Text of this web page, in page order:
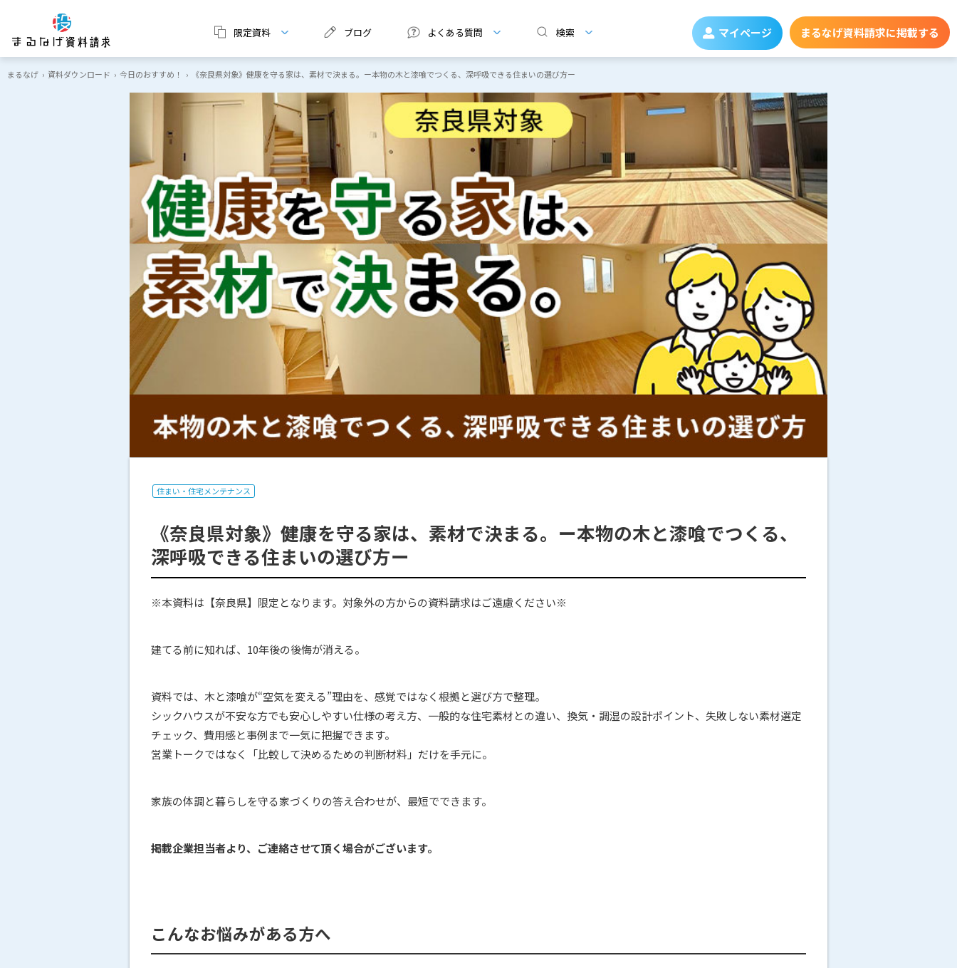
限定資料 ブログ よくある質問 検索 マイページ まるなげ資料請求に掲載する
まるなげ › 資料ダウンロード › 今日のおすすめ！ › 《奈良県対象》健康を守る家は、素材で決まる。ー本物の木と漆喰でつくる、深呼吸できる住まいの選び方ー
住まい・住宅メンテナンス
《奈良県対象》健康を守る家は、素材で決まる。ー本物の木と漆喰でつくる、
深呼吸できる住まいの選び方ー
※本資料は【奈良県】限定となります。対象外の方からの資料請求はご遠慮ください※
建てる前に知れば、10年後の後悔が消える。
資料では、木と漆喰が“空気を変える”理由を、感覚ではなく根拠と選び方で整理。
シックハウスが不安な方でも安心しやすい仕様の考え方、一般的な住宅素材との違い、換気・調湿の設計ポイント、失敗しない素材選定
チェック、費用感と事例まで一気に把握できます。
営業トークではなく「比較して決めるための判断材料」だけを手元に。
家族の体調と暮らしを守る家づくりの答え合わせが、最短でできます。
掲載企業担当者より、ご連絡させて頂く場合がございます。
こんなお悩みがある方へ